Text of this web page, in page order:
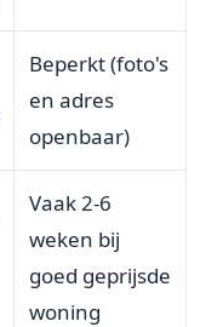
Beperkt (foto's
en adres
openbaar)
Vaak 2-6
weken bij
goed geprijsde
woning